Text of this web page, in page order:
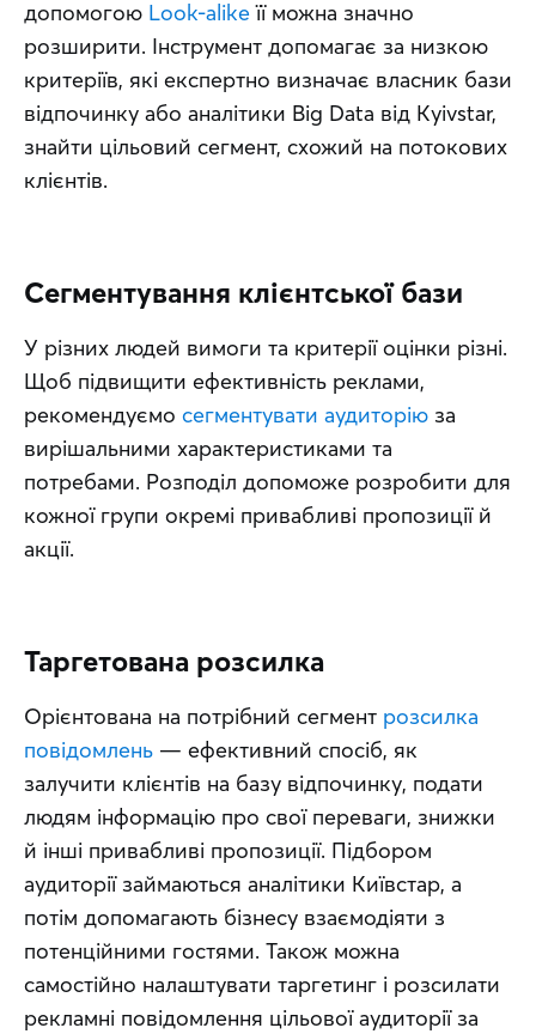
допомогою Look-alike її можна значно
розширити. Інструмент допомагає за низкою
критеріїв, які експертно визначає власник бази
відпочинку або аналітики Big Data від Kyivstar,
знайти цільовий сегмент, схожий на потокових
клієнтів.
Сегментування клієнтської бази
У різних людей вимоги та критерії оцінки різні.
Щоб підвищити ефективність реклами,
рекомендуємо сегментувати аудиторію за
вирішальними характеристиками та
потребами. Розподіл допоможе розробити для
кожної групи окремі привабливі пропозиції й
акції.
Таргетована розсилка
Орієнтована на потрібний сегмент розсилка
повідомлень — ефективний спосіб, як
залучити клієнтів на базу відпочинку, подати
людям інформацію про свої переваги, знижки
й інші привабливі пропозиції. Підбором
аудиторії займаються аналітики Київстар, а
потім допомагають бізнесу взаємодіяти з
потенційними гостями. Також можна
самостійно налаштувати таргетинг і розсилати
рекламні повідомлення цільової аудиторії за